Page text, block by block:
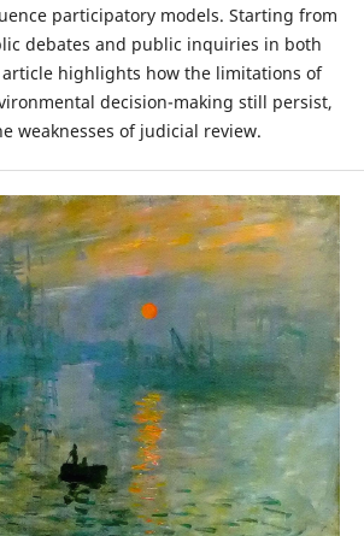
participatory models. Starting from
debates and public inquiries in both
article highlights how the limitations of
decision-making still persist,
weaknesses of judicial review.